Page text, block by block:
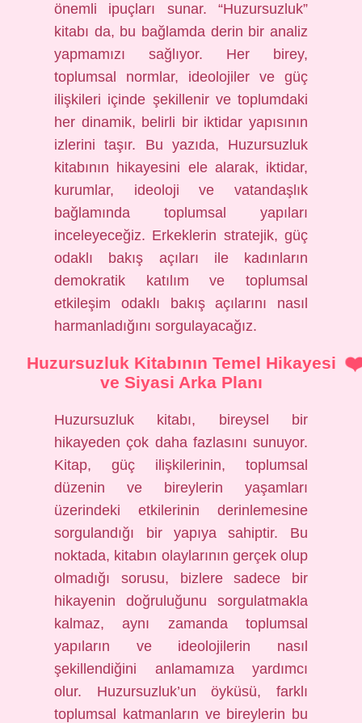
önemli ipuçları sunar. “Huzursuzluk”
kitabı da, bu bağlamda derin bir analiz
yapmamızı sağlıyor. Her birey,
toplumsal normlar, ideolojiler ve güç
ilişkileri içinde şekillenir ve toplumdaki
her dinamik, belirli bir iktidar yapısının
izlerini taşır. Bu yazıda, Huzursuzluk
kitabının hikayesini ele alarak, iktidar,
kurumlar, ideoloji ve vatandaşlık
bağlamında toplumsal yapıları
inceleyeceğiz. Erkeklerin stratejik, güç
odaklı bakış açıları ile kadınların
demokratik katılım ve toplumsal
etkileşim odaklı bakış açılarını nasıl
harmanladığını sorgulayacağız.
Huzursuzluk Kitabının Temel Hikayesi
ve Siyasi Arka Planı
Huzursuzluk kitabı, bireysel bir
hikayeden çok daha fazlasını sunuyor.
Kitap, güç ilişkilerinin, toplumsal
düzenin ve bireylerin yaşamları
üzerindeki etkilerinin derinlemesine
sorgulandığı bir yapıya sahiptir. Bu
noktada, kitabın olaylarının gerçek olup
olmadığı sorusu, bizlere sadece bir
hikayenin doğruluğunu sorgulatmakla
kalmaz, aynı zamanda toplumsal
yapıların ve ideolojilerin nasıl
şekillendiğini anlamamıza yardımcı
olur. Huzursuzluk’un öyküsü, farklı
toplumsal katmanların ve bireylerin bu